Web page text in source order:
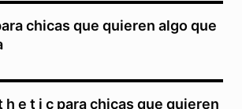
chicas que quieren algo que